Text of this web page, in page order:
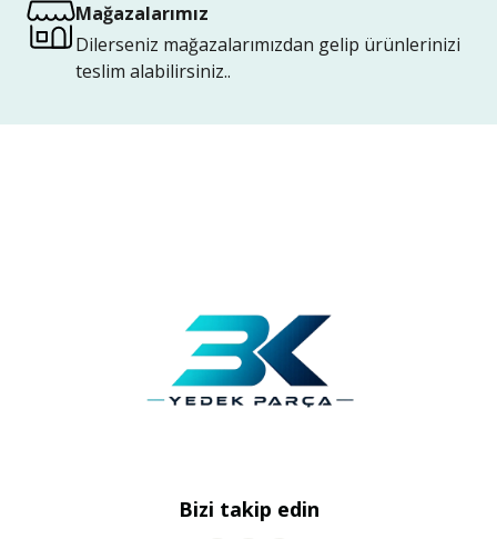
Mağazalarımız
Dilerseniz mağazalarımızdan gelip ürünlerinizi
teslim alabilirsiniz..
Bizi takip edin